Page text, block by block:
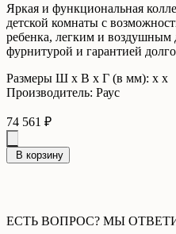
Яркая и функциональная
детской комнаты с
ребенка, легким и воздушным
фурнитурой и гарантией
Размеры Ш x В x Г (в мм): х х
Производитель: Раус
74 561 ₽
В корзину
ЕСТЬ ВОПРОС? МЫ